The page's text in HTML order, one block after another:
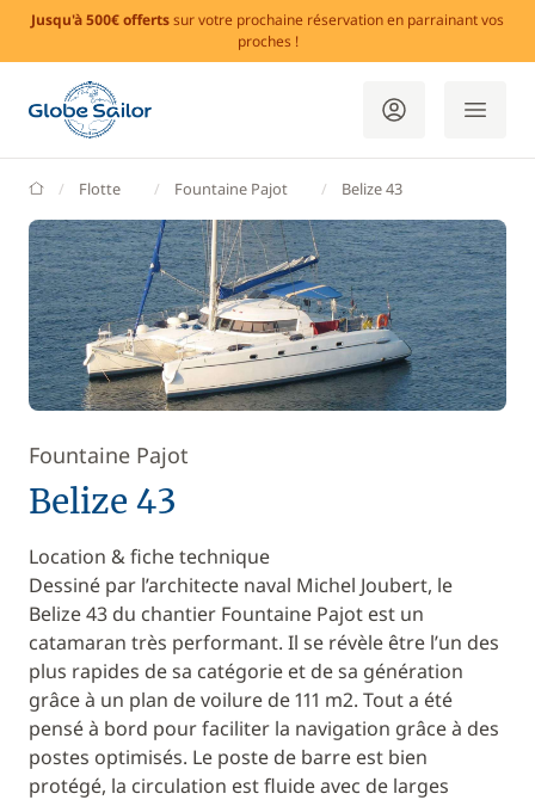
Jusqu'à 500€ offertssur votre prochaine réservation en parrainant vos
proches !
GlobeSailor
Flotte Fountaine Pajot Belize 43
Fountaine Pajot
Belize 43
Location & fiche technique
Dessiné par l’architecte naval Michel Joubert, le
Belize 43 du chantier Fountaine Pajot est un
catamaran très performant. Il se révèle être l’un des
plus rapides de sa catégorie et de sa génération
grâce à un plan de voilure de 111 m2. Tout a été
pensé à bord pour faciliter la navigation grâce à des
postes optimisés. Le poste de barre est bien
protégé, la circulation est fluide avec de larges